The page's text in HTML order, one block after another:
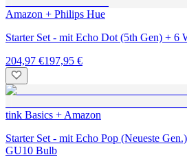
Amazon + Philips Hue
Starter Set - mit Echo Dot (5th Gen) + 6
204,97 €197,95 €
tink Basics + Amazon
Starter Set - mit Echo Pop (Neueste
GU10 Bulb